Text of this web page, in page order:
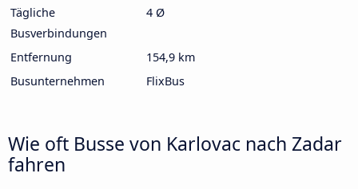
Tägliche
Busverbindungen
4 Ø
Entfernung
154,9 km
Busunternehmen
FlixBus
Wie oft Busse von Karlovac nach Zadar
fahren